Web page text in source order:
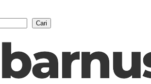
Cari